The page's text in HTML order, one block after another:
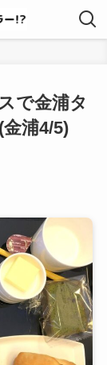
で金浦タ
浦4/5)